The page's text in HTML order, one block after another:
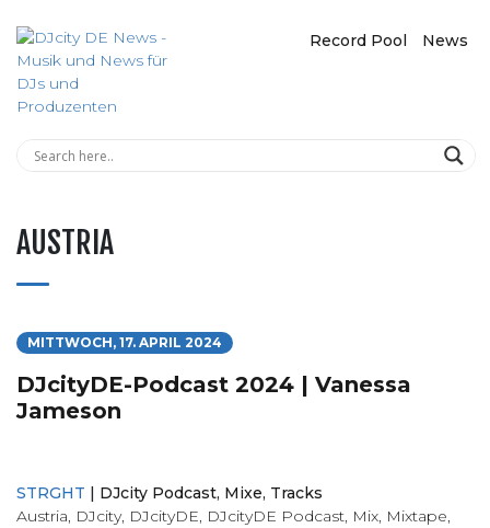
Record Pool News
AUSTRIA
MITTWOCH, 17. APRIL 2024
DJcityDE-Podcast 2024 | Vanessa
Jameson
STRGHT | DJcity Podcast, Mixe, Tracks
Austria, DJcity, DJcityDE, DJcityDE Podcast, Mix, Mixtape,